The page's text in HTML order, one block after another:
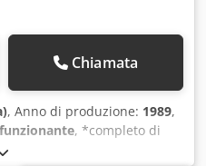
Chiamata
, Anno di produzione: 1989,
, *completo di
netto: 700 Ltr. Capacità